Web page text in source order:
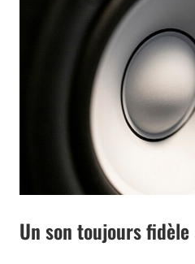
Un son toujours